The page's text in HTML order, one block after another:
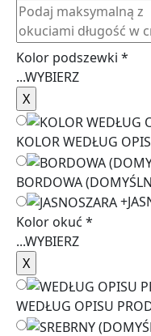
Kolor podszewki *
...WYBIERZ
KOLOR WEDŁUG
BORDOWA
+
Kolor okuć *
...WYBIERZ
WEDŁUG OPISU